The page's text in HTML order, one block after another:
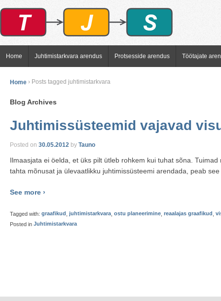
Home Juhtimistarkvara arendus Protsesside arendus Töötajate
Home › Posts tagged juhtimistarkvara
Blog Archives
Juhtimissüsteemid vajavad
Posted on 30.05.2012 by Tauno
Ilmaasjata ei öelda, et üks pilt ütleb rohkem kui tuhat sõna.
tahta mõnusat ja ülevaatlikku juhtimissüsteemi arendada, peab
See more ›
Tagged with: graafikud juhtimistarkvara, ostu planeerimine reaalajas graafikud
Posted in Juhtimistarkvara